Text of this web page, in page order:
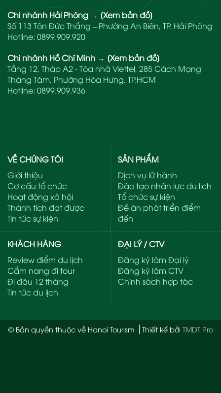
Chi nhánh Hải Phòng → [Xem bản đồ]
Số 113 Tôn Đức Thắng – Phường An Biên, TP. Hải Phòng
Hotline: 0899.909.920
Chi nhánh Hồ Chí Minh → [Xem bản đồ]
Tầng 12, Tháp A2 - Tòa nhà Viettel, 285 Cách Mạng
Tháng Tám, Phường Hòa Hưng, TP.HCM
Hotline: 0899.909.936
VỀ CHÚNG TÔI
Giới thiệu
Cơ cấu tổ chức
Hoạt động xã hội
Thành tích đạt được
Tin tức sự kiện
SẢN PHẨM
Dịch vụ lữ hành
Đào tạo nhân lực du lịch
Tổ chức sự kiện
Đề án phát triển điểm
đến
KHÁCH HÀNG
Review điểm du lịch
Cẩm nang đi tour
Đi đâu 12 tháng
Tin tức du lịch
ĐẠI LÝ / CTV
Đăng ký làm Đại lý
Đăng ký làm CTV
Chính sách hợp tác
© Bản quyền thuộc về Hanoi Tourism Thiết kế bởi TMDT Pro